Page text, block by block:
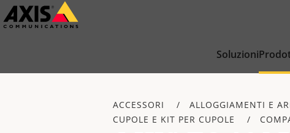
Salta
al
Soluzioni
ACCESSORI ALLOGGIAMENTI E
CUPOLE E KIT PER CUPOLE